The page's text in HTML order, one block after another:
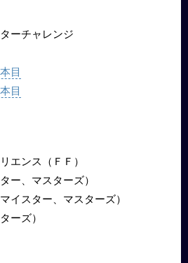
ーチャレンジ
目
目
エンス（ＦＦ）
ー、マスターズ）
イスター、マスターズ）
ーズ）